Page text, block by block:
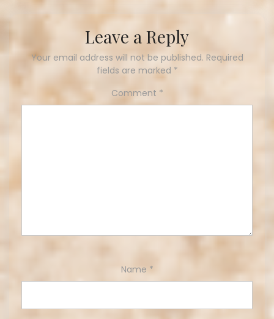
Leave a Reply
Your email address will not be published. Required
fields are marked *
Comment *
Name *